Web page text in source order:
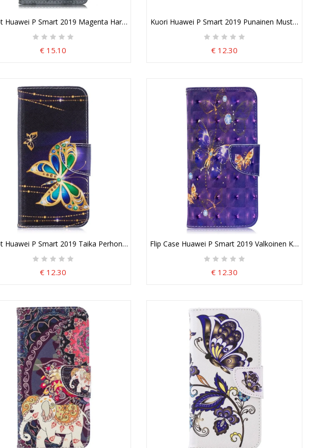
Napin Ompelu
Huawei P Smart 2019 Magenta Harmaa Vintage Nahkaefekti Suojakuori
€ 15.10
Kuori Huawei P Smart 2019 Punainen Musta
€ 12.30
Huawei P Smart 2019 Taika Perhonen
€ 12.30
Flip Case Huawei P Smart 2019 Valkoinen
€ 12.30